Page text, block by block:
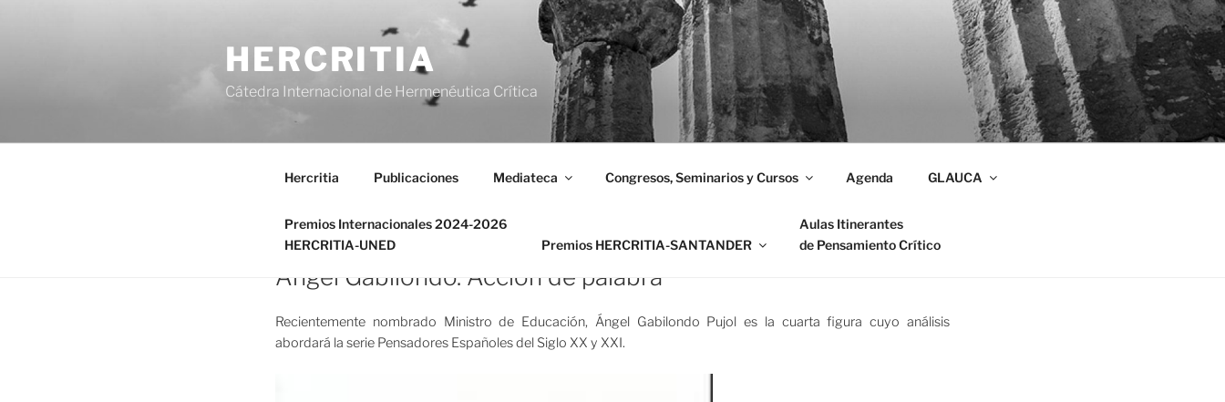
HERCRITIA
Cátedra Internacional de Hermenéutica Crítica
Hercritia Publicaciones Mediateca Congresos, Seminarios y Cursos Agenda GLAUCA
Premios Internacionales 2024-2026
HERCRITIA-UNED
Premios HERCRITIA-SANTANDER
Aulas Itinerantes
de Pensamiento Crítico
Ángel Gabilondo. Acción de palabra
Recientemente nombrado Ministro de Educación, Ángel Gabilondo Pujol es la cuarta figura cuyo análisis
abordará la serie Pensadores Españoles del Siglo XX y XXI.